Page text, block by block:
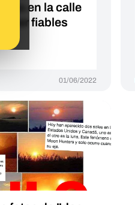
en la calle
ser fiables
01/06/2022